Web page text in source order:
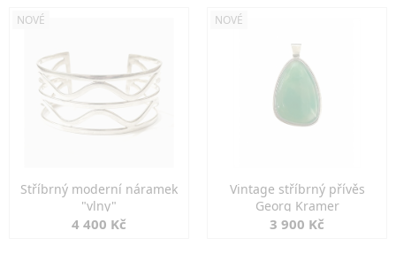
NOVÉ
Stříbrný moderní náramek
"vlny"
4 400 Kč
NOVÉ
Vintage stříbrný přívěs
Georg Kramer
3 900 Kč